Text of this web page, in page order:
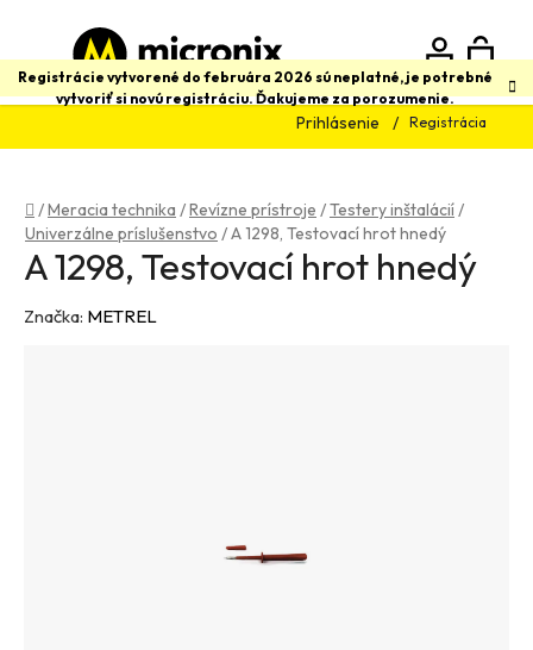
obsah
Registrácie vytvorené do februára 2026 sú neplatné, je potrebné
vytvoriť si novú registráciu. Ďakujeme za porozumenie.
Prihlásenie Registrácia
Hľadať
Domov
/Meracia technika /Revízne prístroje /Testery inštalácií/
Univerzálne príslušenstvo /A 1298, Testovací hrot hnedý
A 1298, Testovací hrot hnedý
Značka: METREL